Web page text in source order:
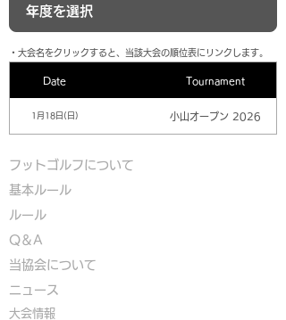
​・大会名をクリックすると、当該大会の順位表にリンクします。
Date Tournament
1月18日(日) 小山オープン 2026
フットゴルフについて
基本ルール
ルール
Q＆A
​当協会について
​ニュース
大会情報